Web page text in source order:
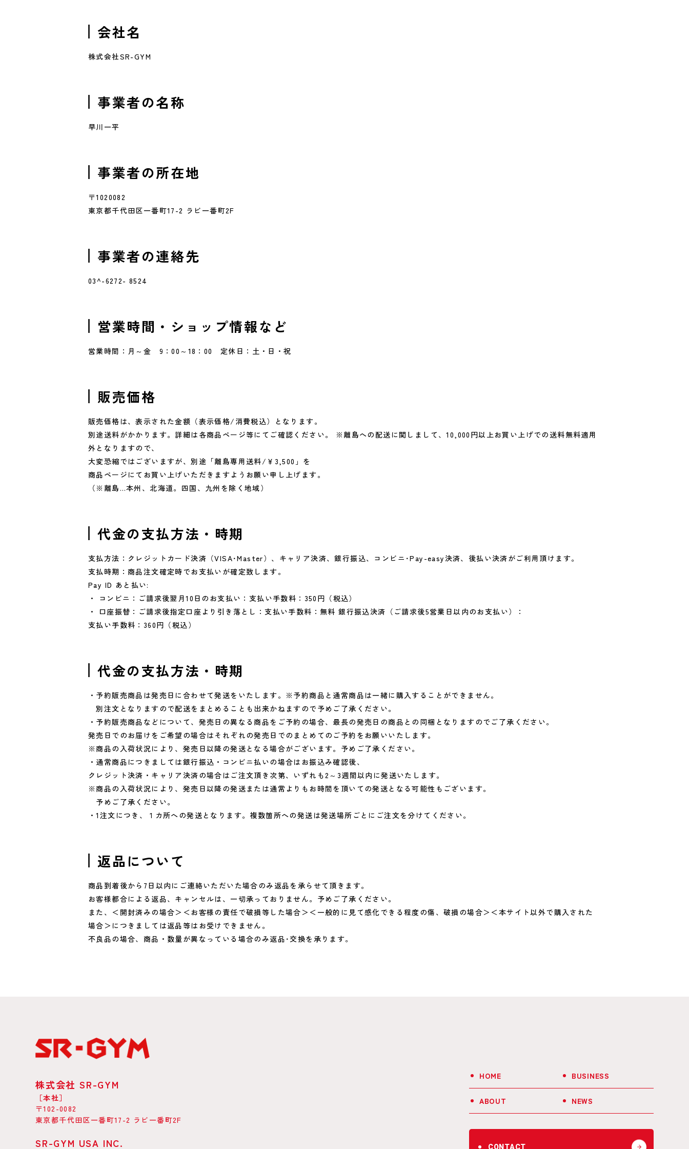
会社名
株式会社SR-GYM
事業者の名称
早川一平
事業者の所在地
〒1020082
東京都千代田区一番町17-2 ラビ一番町2F
事業者の連絡先
03^-6272- 8524
営業時間・ショップ情報など
営業時間：月～金 9：00～18：00 定休日：土・日・祝
販売価格
販売価格は、表示された金額（表示価格/消費税込）となります。
別途送料がかかります。詳細は各商品ページ等にてご確認ください。
※離島への配送に関しまして、10,000円以上お買い上げでの送料無料適用
外となりますので、
大変恐縮ではございますが、別途「離島専用送料/￥3,500」を
商品ページにてお買い上げいただきますようお願い申し上げます。
（※離島…本州、北海道。四国、九州を除く地域）
代金の支払方法・時期
支払方法：クレジットカード決済（VISA･Master）、キャリア決済、銀行振込、コンビニ･Pay-easy決済、後払い決済がご利用頂けます。
支払時期：商品注文確定時でお支払いが確定致します。
Pay ID あと払い:
・ コンビニ：ご請求後翌月10日のお支払い：支払い手数料：350円（税込）
・ 口座振替：ご請求後指定口座より引き落とし：支払い手数料：無料 銀行振込決済（ご請求後5営業日以内のお支払い）：
支払い手数料：360円（税込）
代金の支払方法・時期
・予約販売商品は発売日に合わせて発送をいたします。※予約商品と通常商品は一緒に購入することができません。
別注文となりますので配送をまとめることも出来かねますので予めご了承ください。
・予約販売商品などについて、発売日の異なる商品をご予約の場合、最長の発売日の商品との同梱となりますのでご了承ください。
発売日でのお届けをご希望の場合はそれぞれの発売日でのまとめてのご予約をお願いいたします。
※商品の入荷状況により、発売日以降の発送となる場合がございます。予めご了承ください。
・通常商品につきましては銀行振込・コンビニ払いの場合はお振込み確認後、
クレジット決済・キャリア決済の場合はご注文頂き次第、いずれも2～3週間以内に発送いたします。
※商品の入荷状況により、発売日以降の発送または通常よりもお時間を頂いての発送となる可能性もございます。
予めご了承ください。
・1注文につき、１カ所への発送となります。複数箇所への発送は発送場所ごとにご注文を分けてください。
返品について
商品到着後から7日以内にご連絡いただいた場合のみ返品を承らせて頂きます。
お客様都合による返品、キャンセルは、一切承っておりません。予めご了承ください。
また、＜開封済みの場合＞＜お客様の責任で破損等した場合＞＜一般的に見て感化できる程度の傷、破損の場合＞＜本サイト以外で購入された
場合＞につきましては返品等はお受けできません。
不良品の場合、商品・数量が異なっている場合のみ返品･交換を承ります。
株式会社 SR-GYM
［本社］
〒102-0082
東京都千代田区一番町17-2 ラビ一番町2F
SR-GYM USA INC.
HOME
ABOUT
BUSINESS
NEWS
CONTACT